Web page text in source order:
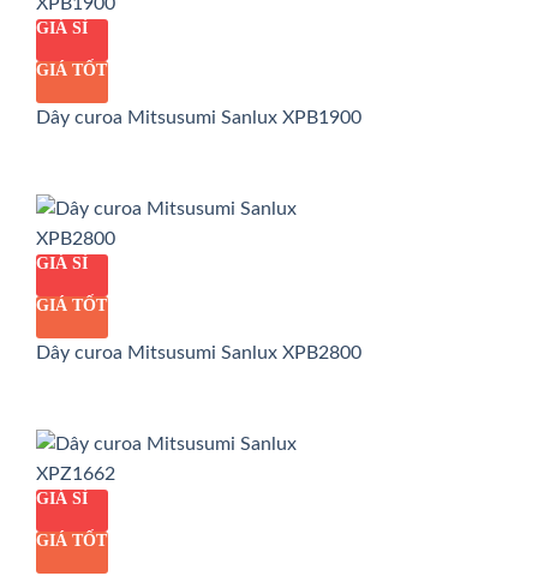
GIÁ SỈ
GIÁ TỐT
Dây curoa Mitsusumi Sanlux XPB1900
GIÁ SỈ
GIÁ TỐT
Dây curoa Mitsusumi Sanlux XPB2800
GIÁ SỈ
GIÁ TỐT